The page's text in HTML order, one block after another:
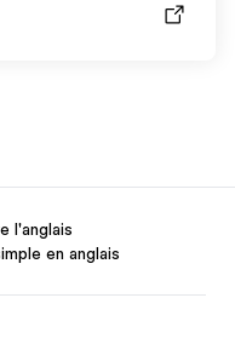
l'anglais
en anglais